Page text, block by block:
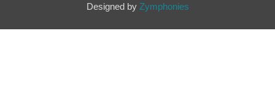
Designed by Zymphonies